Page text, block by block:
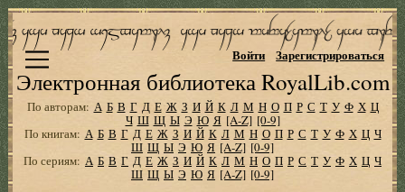
Электронная библиотека RoyalLib.com
Войти Зарегистрироваться
По авторам: А Б В Г Д Е Ж З И Й К Л М Н О П Р С Т У Ф Х Ц
Ч Ш Щ Ы Э Ю Я [A-Z] [0-9]
По книгам: А Б В Г Д Е Ж З И Й К Л М Н О П Р С Т У Ф Х Ц Ч
Ш Щ Ы Э Ю Я [A-Z] [0-9]
По сериям: А Б В Г Д Е Ж З И Й К Л М Н О П Р С Т У Ф Х Ц Ч
Ш Щ Ы Э Ю Я [A-Z] [0-9]